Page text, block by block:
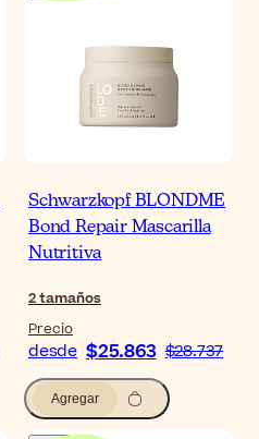
Schwarzkopf BLONDME
Bond Repair Mascarilla
Nutritiva
2tamaños
Precio
desde $25.863 $28.737
Agregar